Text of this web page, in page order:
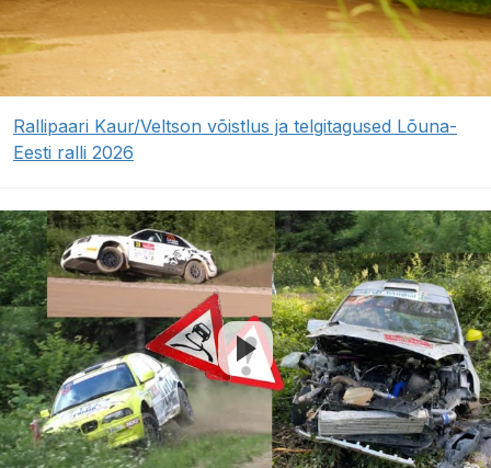
Rallipaari Kaur/Veltson võistlus ja telgitagused Lõuna-
Eesti ralli 2026